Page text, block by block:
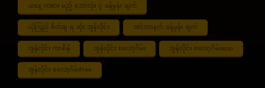
ယနေ့ ကစား မည့် ဘောလုံး ပွဲ ခန့်မှန်း ချက်
ယုံကြည် စိတ်ချ ရ ဆုံး အွန်လိုင်း အင်တာနက် ခန့်မှန်း ချက်
အွန်လိုင်း ကာစီနို အွန်လိုင်း စလော့ဂိမ်း အွန်လိုင်း စလော့ဂိမ်းapp
အွန်လိုင်း စလော့ဂိမ်းfree